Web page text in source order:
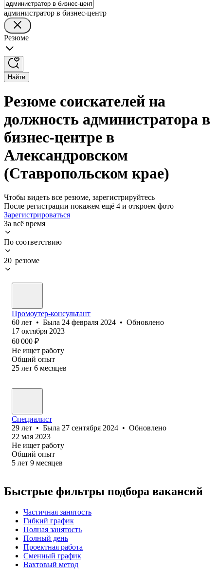
администратор в бизнес-центр
Резюме
Найти
Резюме соискателей на
должность администратора в
бизнес-центре в
Александровском
(Ставропольском крае)
Чтобы видеть все резюме, зарегистрируйтесь
После регистрации покажем ещё 4 и откроем фото
Зарегистрироваться
За всё время
По соответствию
20 резюме
Промоутер-консультант
60 лет • Была 24 февраля 2024 • Обновлено
17 октября 2023
60 000 ₽
Не ищет работу
Общий опыт
25 лет 6 месяцев
Специалист
29 лет • Была 27 сентября 2024 • Обновлено
22 мая 2023
Не ищет работу
Общий опыт
5 лет 9 месяцев
Быстрые фильтры подбора вакансий
Частичная занятость
Гибкий график
Полная занятость
Полный день
Проектная работа
Сменный график
Вахтовый метод